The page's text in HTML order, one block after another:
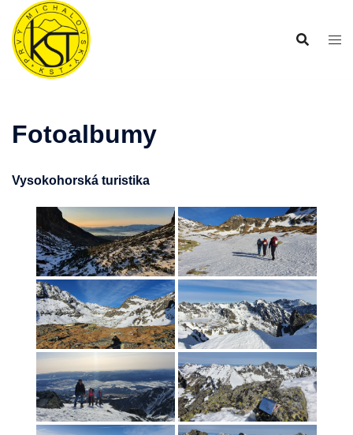
Preskočiť
obsah
Fotoalbumy
Vysokohorská turistika